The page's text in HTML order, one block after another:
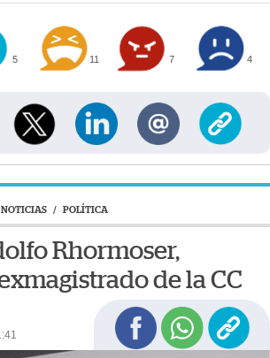
5 11 7 4
NOTICIAS / POLÍTICA
Rhormoser,
de la CC